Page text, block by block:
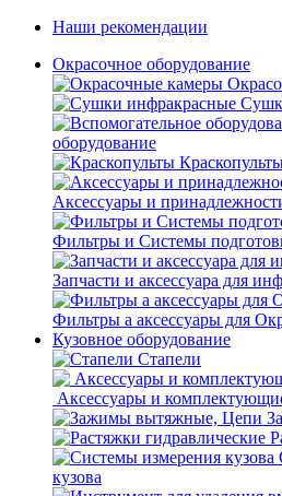
Наши рекомендации
Окрасочное оборудование
оборудование
Аксессуары и
Фильтры и Системы
Запчасти и аксессуара для
Фильтры а аксессуары для
Кузовное оборудование
Стапели
Аксессуары и
кузова